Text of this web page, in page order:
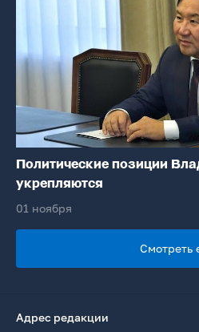
Политические позиции
укрепляются
01 ноября
Смотреть
Адрес редакции